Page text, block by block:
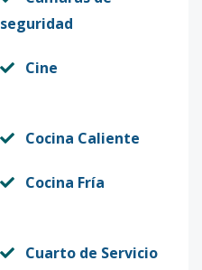
seguridad
Cine
Cocina Caliente
Cocina Fría
Cuarto de Servicio